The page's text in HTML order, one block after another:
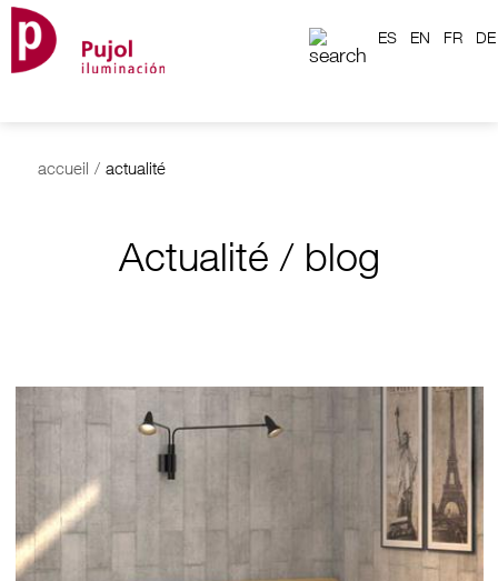
ES EN FR DE
accueil / actualité
Actualité / blog